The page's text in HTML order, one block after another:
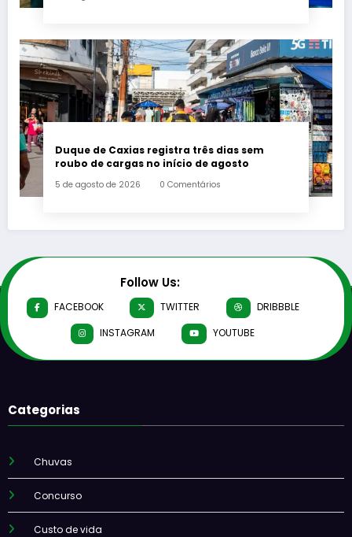
Duque de Caxias registra três dias sem
roubo de cargas no início de agosto
5 de agosto de 2026 0 Comentários
Follow Us:
FACEBOOK TWITTER
DRIBBBLE
INSTAGRAM
YOUTUBE
Categorias
Chuvas
Concurso
Custo de vida